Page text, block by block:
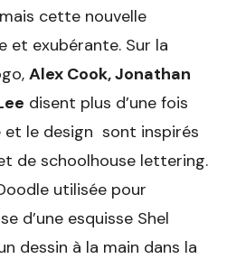
cette nouvelle
et exubérante. Sur la
Alex Cook, Jonathan
disent plus d’une fois
et le design sont inspirés
de schoolhouse lettering.
utilisée pour
d’une esquisse Shel
dessin à la main dans la